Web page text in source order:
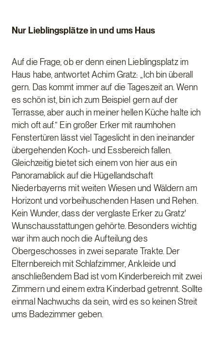
Nur Lieblingsplätze in und ums Haus
Auf die Frage, ob er denn einen Lieblingsplatz im
Haus habe, antwortet Achim Gratz: „Ich bin überall
gern. Das kommt immer auf die Tageszeit an. Wenn
es schön ist, bin ich zum Beispiel gern auf der
Terrasse, aber auch in meiner hellen Küche halte ich
mich oft auf.“ Ein großer Erker mit raumhohen
Fenstertüren lässt viel Tageslicht in den ineinander
übergehenden Koch- und Essbereich fallen.
Gleichzeitig bietet sich einem von hier aus ein
Panoramablick auf die Hügellandschaft
Niederbayerns mit weiten Wiesen und Wäldern am
Horizont und vorbeihuschenden Hasen und Rehen.
Kein Wunder, dass der verglaste Erker zu Gratz'
Wunschausstattungen gehörte. Besonders wichtig
war ihm auch noch die Aufteilung des
Obergeschosses in zwei separate Trakte. Der
Elternbereich mit Schlafzimmer, Ankleide und
anschließendem Bad ist vom Kinderbereich mit zwei
Zimmern und einem extra Kinderbad getrennt. Sollte
einmal Nachwuchs da sein, wird es so keinen Streit
ums Badezimmer geben.